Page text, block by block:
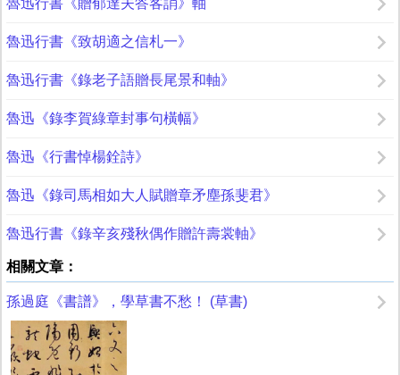
魯迅行書《致胡適之信札一》
魯迅行書《錄老子語贈長尾景和軸》
魯迅《錄李賀綠章封事句橫幅》
魯迅《行書悼楊銓詩》
魯迅《錄司馬相如大人賦贈章矛塵孫斐君》
魯迅行書《錄辛亥殘秋偶作贈許壽裳軸》
相關文章：
孫過庭《書譜》，學草書不愁！ (草書)